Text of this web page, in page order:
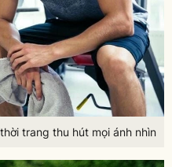
trang thu hút mọi ánh nhìn